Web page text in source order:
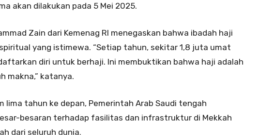
akan dilakukan pada 5 Mei 2025.
Zain dari Kemenag RI menegaskan bahwa ibadah haji
yang istimewa. “Setiap tahun, sekitar 1,8 juta umat
diri untuk berhaji. Ini membuktikan bahwa haji adalah
makna,” katanya.
lima tahun ke depan, Pemerintah Arab Saudi tengah
besaran terhadap fasilitas dan infrastruktur di Mekkah
dari seluruh dunia.